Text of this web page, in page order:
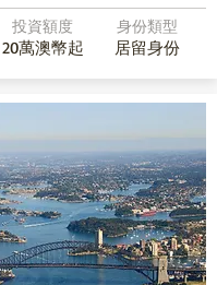
投資額度
20萬澳幣起
身份類型
居留身份